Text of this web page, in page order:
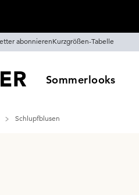
abonnierenKurzgrößen-Tabelle
Sommerlooks
Schlupfblusen